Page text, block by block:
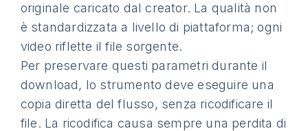
originale caricato dal creator. La qualità non
è standardizzata a livello di piattaforma; ogni
video riflette il file sorgente.
Per preservare questi parametri durante il
download, lo strumento deve eseguire una
copia diretta del flusso, senza ricodificare il
file. La ricodifica causa sempre una perdita di